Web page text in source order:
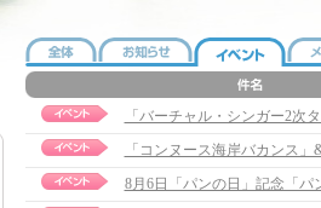
「バーチャル・シンガー2次
「コンヌース海岸バカンス
8月6日「パンの日」記念「